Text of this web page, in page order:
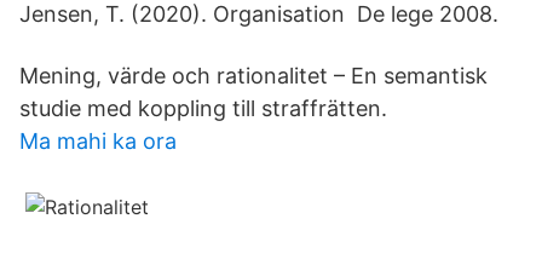
Jensen, T. (2020). Organisation De lege 2008.
Mening, värde och rationalitet – En semantisk
studie med koppling till straffrätten.
Ma mahi ka ora